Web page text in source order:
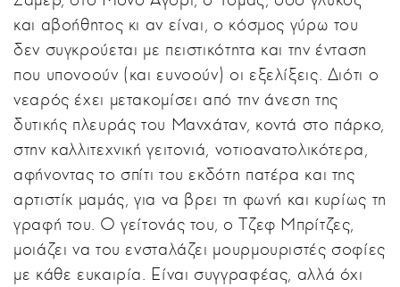
και αβοήθητος κι αν είναι, ο κόσμος γύρω του
δεν συγκρούεται με πειστικότητα και την ένταση
που υπονοούν (και ευνοούν) οι εξελίξεις. Διότι ο
νεαρός έχει μετακομίσει από την άνεση της
δυτικής πλευράς του Μανχάταν, κοντά στο πάρκο,
στην καλλιτεχνική γειτονιά, νοτιοανατολικότερα,
αφήνοντας το σπίτι του εκδότη πατέρα και της
αρτιστίκ μαμάς, για να βρει τη φωνή και κυρίως τη
γραφή του. Ο γείτονάς του, ο Τζεφ Μπρίτζες,
μοιάζει να του ενσταλάζει μουρμουριστές σοφίες
με κάθε ευκαιρία. Είναι συγγραφέας, αλλά όχι